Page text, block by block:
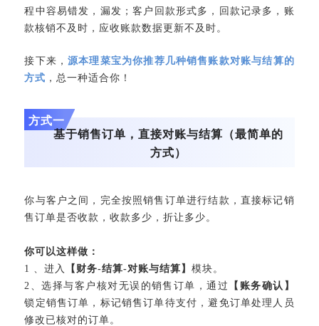
程中容易错发，漏发；客户回款形式多，回款记录多，账
款核销不及时，应收账款数据更新不及时。
接下来，源本理菜宝为你推荐几种销售账款对账与结算的
方式 ，总一种适合你！
方式一
基于销售订单，直接对账与结算 （最简单的
方式）
你与客户之间，完全按照销售订单进行结款，直接标记销
售订单是否收款，收款多少，折让多少。
你可以这样做：
1 、进入
【财务-结算-对账与结算】模块。
2、选择与客户核对无误的销售订单，通过
【账务确认】
锁定销售订单，标记销售订单待支付，避免订单处理人员
修改已核对的订单。